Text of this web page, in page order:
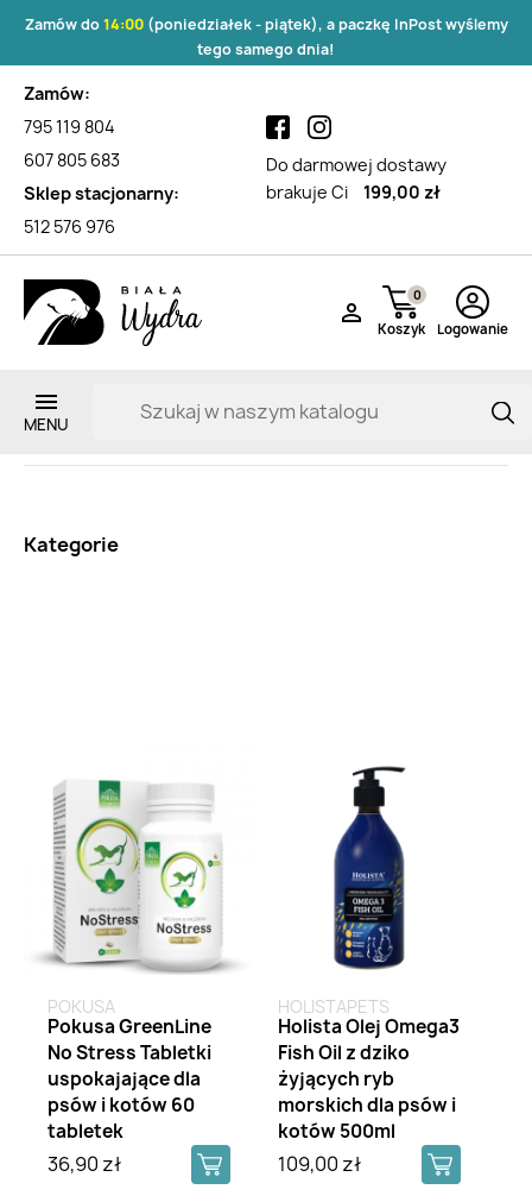
Zamów do14:00(poniedziałek - piątek), a paczkę InPost wyślemy
tego samego dnia!
Zamów:
795 119 804
607 805 683
Sklep stacjonarny:
512 576 976
Do darmowej dostawy
brakuje Ci
199,00 zł

Koszyk
0
Logowanie
Zaburzenia neurologiczne
Kategorie
POKUSA
Pokusa GreenLine
No Stress Tabletki
uspokajające dla
psów i kotów 60
tabletek
36,90 zł
HOLISTAPETS
Holista Olej Omega3
Fish Oil z dziko
żyjących ryb
morskich dla psów i
kotów 500ml
109,00 zł